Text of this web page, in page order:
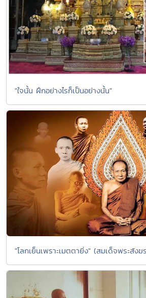
"ใจนั้น ฝึกอย่างไรก็เป็นอย่างนั้น"
"โลกเย็นเพราะเมตตายิ่ง" (สมเด็จพระสังฆ